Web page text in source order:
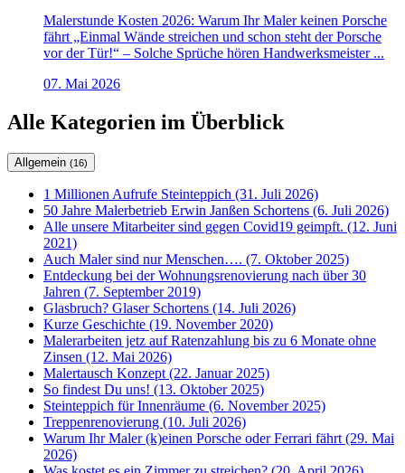
Malerstunde Kosten 2026: Warum Ihr Maler keinen Porsche
fährt „Einmal Wände streichen und schon steht der Porsche
vor der Tür!“ – Solche Sprüche hören Handwerksmeister ...
07. Mai 2026
Alle Kategorien im Überblick
Allgemein (16)
1 Millionen Aufrufe Steinteppich (31. Juli 2026)
50 Jahre Malerbetrieb Erwin Janßen Schortens (6. Juli 2026)
Alle unsere Mitarbeiter sind gegen Covid19 geimpft. (12. Juni
2021)
Auch Maler sind nur Menschen…. (7. Oktober 2025)
Entdeckung bei der Wohnungsrenovierung nach über 30
Jahren (7. September 2019)
Glasbruch? Glaser Schortens (14. Juli 2026)
Kurze Geschichte (19. November 2020)
Malerarbeiten jetz auf Ratenzahlung bis zu 6 Monate ohne
Zinsen (12. Mai 2026)
Malertausch Konzept (22. Januar 2025)
So findest Du uns! (13. Oktober 2025)
Steinteppich für Innenräume (6. November 2025)
Treppenrenovierung (10. Juli 2026)
Warum Ihr Maler (k)einen Porsche oder Ferrari fährt (29. Mai
2026)